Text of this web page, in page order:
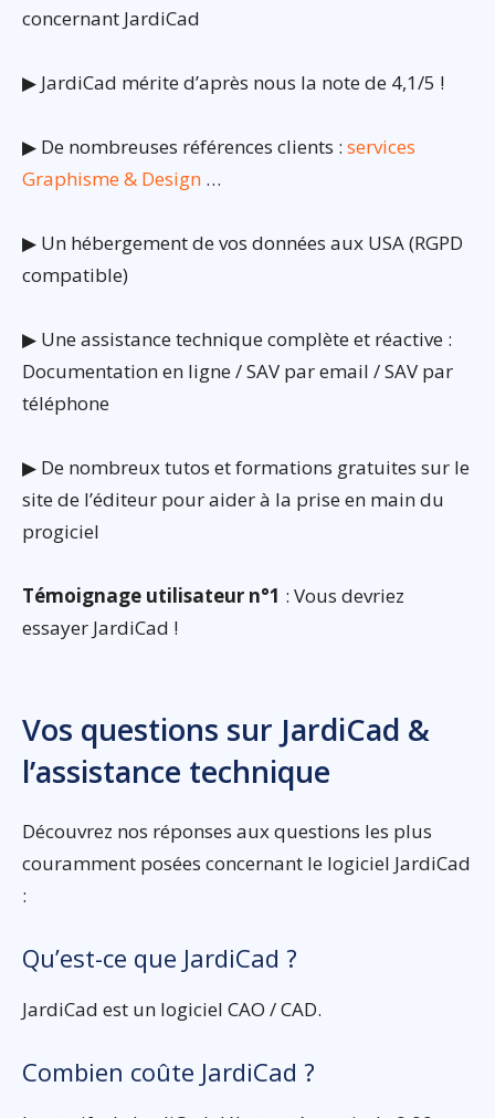
concernant JardiCad
▶ JardiCad mérite d’après nous la note de 4,1/5 !
▶ De nombreuses références clients : services
Graphisme & Design …
▶ Un hébergement de vos données aux USA (RGPD
compatible)
▶ Une assistance technique complète et réactive :
Documentation en ligne / SAV par email / SAV par
téléphone
▶ De nombreux tutos et formations gratuites sur le
site de l’éditeur pour aider à la prise en main du
progiciel
Témoignage utilisateur n°1 : Vous devriez
essayer JardiCad !
Vos questions sur JardiCad &
l’assistance technique
Découvrez nos réponses aux questions les plus
couramment posées concernant le logiciel JardiCad
:
Qu’est-ce que JardiCad ?
JardiCad est un logiciel CAO / CAD.
Combien coûte JardiCad ?